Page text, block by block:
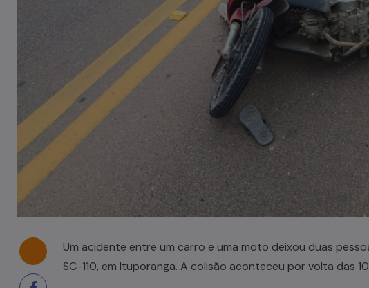
Um acidente entre um carro e uma moto deixou duas
SC-110, em Ituporanga. A colisão aconteceu por volta das
03/08/2026